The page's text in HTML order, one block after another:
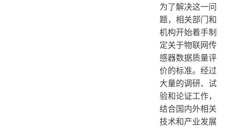
为了解决这一问
题，相关部门和
机构开始着手制
定关于物联网传
感器数据质量评
价的标准。经过
大量的调研、试
验和论证工作，
结合国内外相关
技术和产业发展